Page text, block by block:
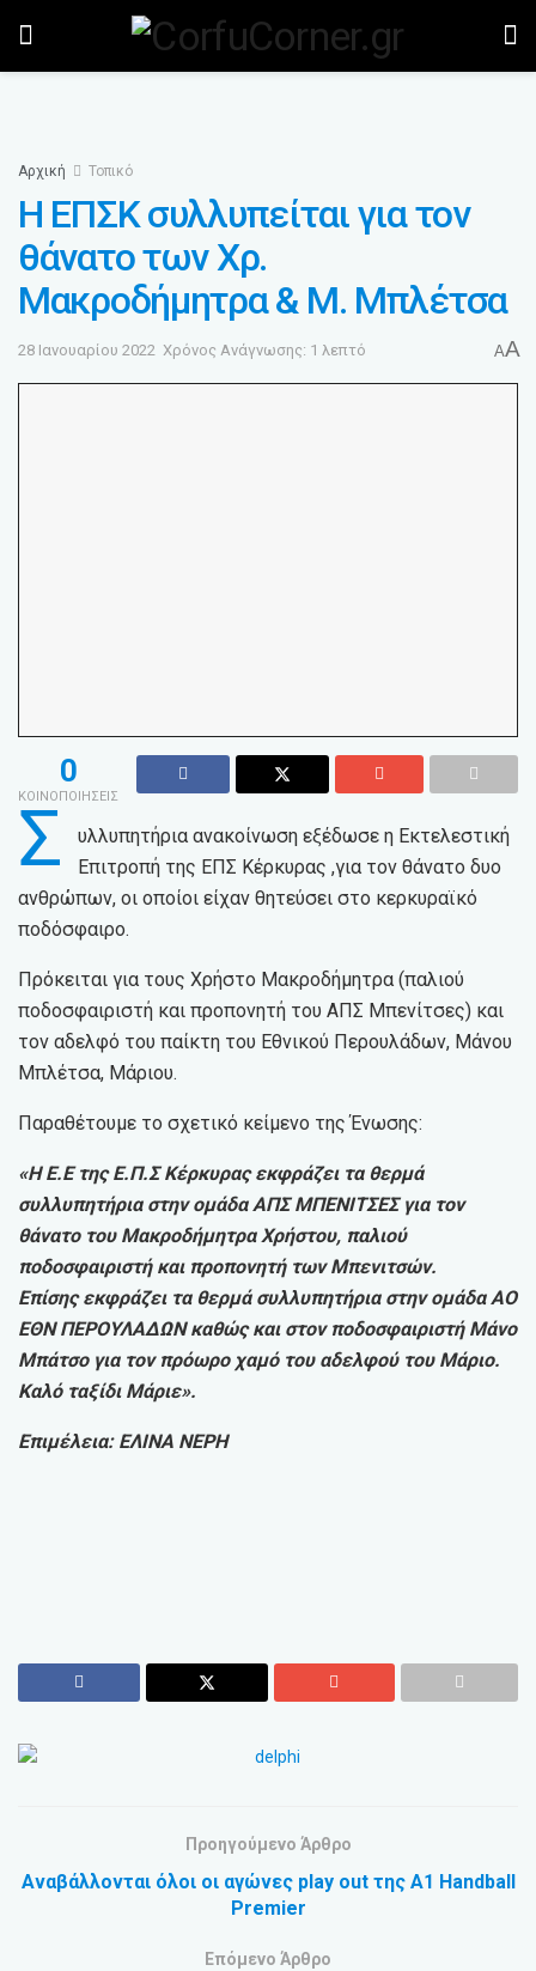
Αρχική Τοπικό
Η ΕΠΣΚ συλλυπείται για τον
θάνατο των Χρ.
Μακροδήμητρα & Μ. Μπλέτσα
28 Ιανουαρίου 2022 Χρόνος Ανάγνωσης: 1 λεπτό AA
0
ΚΟΙΝΟΠΟΙΗΣΕΙΣ
Σ
υλλυπητήρια ανακοίνωση εξέδωσε η Εκτελεστική
Επιτροπή της ΕΠΣ Κέρκυρας ,για τον θάνατο δυο
ανθρώπων, οι οποίοι είχαν θητεύσει στο κερκυραϊκό
ποδόσφαιρο.
Πρόκειται για τους Χρήστο Μακροδήμητρα (παλιού
ποδοσφαιριστή και προπονητή του ΑΠΣ Μπενίτσες) και
τον αδελφό του παίκτη του Εθνικού Περουλάδων, Μάνου
Μπλέτσα, Μάριου.
Παραθέτουμε το σχετικό κείμενο της Ένωσης:
«Η Ε.Ε της Ε.Π.Σ Κέρκυρας εκφράζει τα θερμά
συλλυπητήρια στην ομάδα ΑΠΣ ΜΠΕΝΙΤΣΕΣ για τον
θάνατο του Μακροδήμητρα Χρήστου, παλιού
ποδοσφαιριστή και προπονητή των Μπενιτσών.
Επίσης εκφράζει τα θερμά συλλυπητήρια στην ομάδα ΑΟ
ΕΘΝ ΠΕΡΟΥΛΑΔΩΝ καθώς και στον ποδοσφαιριστή Μάνο
Μπάτσο για τον πρόωρο χαμό του αδελφού του Μάριο.
Καλό ταξίδι Μάριε».
Επιμέλεια: ΕΛΙΝΑ ΝΕΡΗ
Προηγούμενο Άρθρο
Αναβάλλονται όλοι οι αγώνες play out της A1 Handball
Premier
Επόμενο Άρθρο